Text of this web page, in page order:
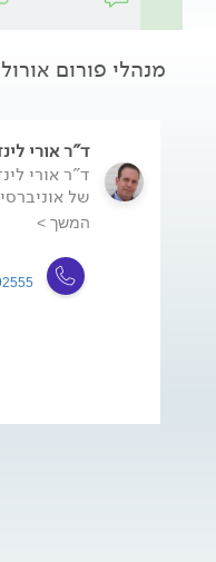
מנהלי פורום
ד"ר אורי
ד"ר אורי
של
המשך >